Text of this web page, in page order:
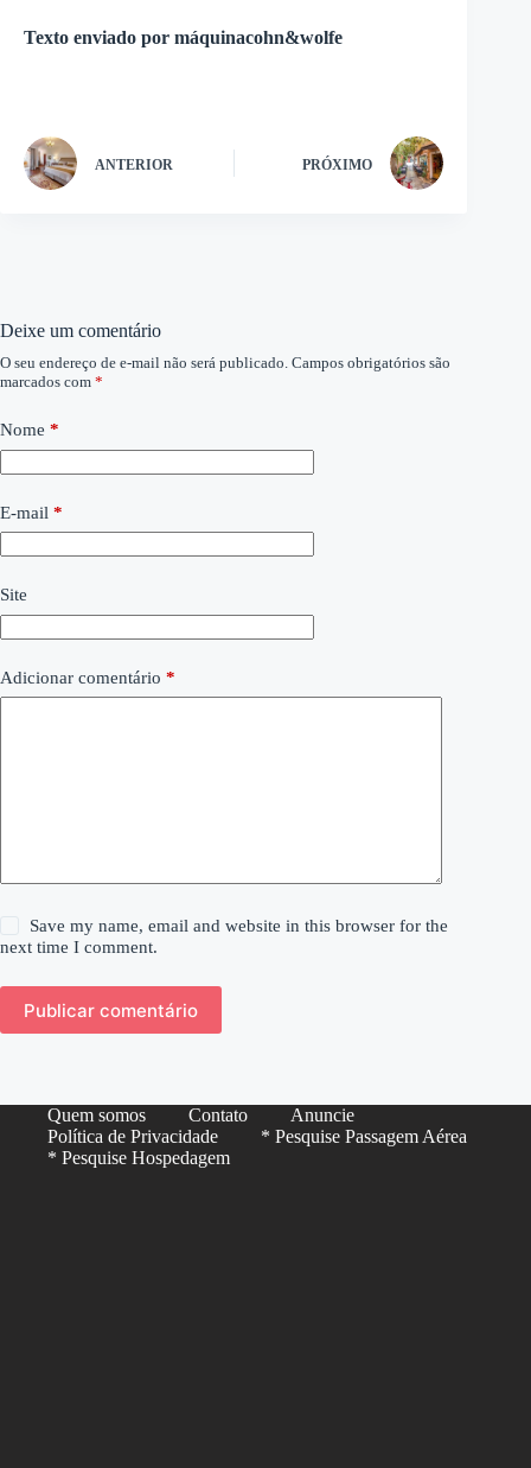
Texto enviado por máquinacohn&wolfe
ANTERIOR PRÓXIMO
Deixe um comentário
O seu endereço de e-mail não será publicado. Campos obrigatórios são
marcados com *
Nome *
E-mail *
Site
Adicionar comentário *
Save my name, email and website in this browser for the
next time I comment.
Publicar comentário
Quem somos Contato
Anuncie
Política de Privacidade
* Pesquise Passagem Aérea
* Pesquise Hospedagem